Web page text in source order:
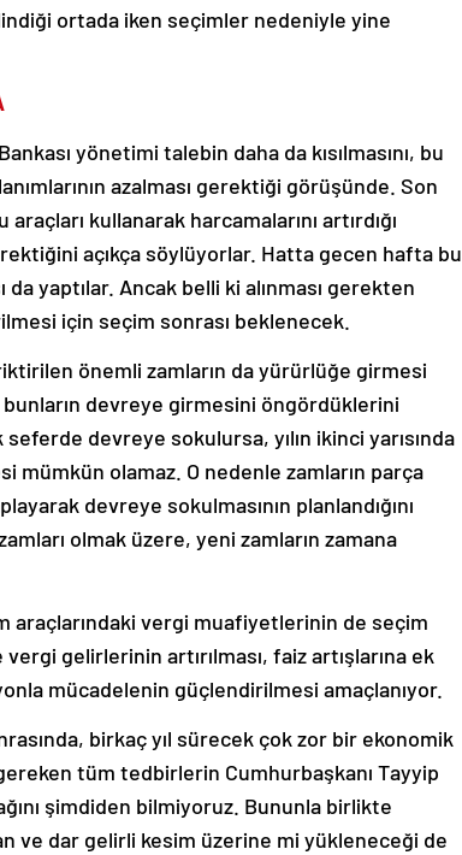
ortada iken seçimler nedeniyle yine
yönetimi talebin daha da kısılmasını, bu
azalması gerektiği görüşünde. Son
kullanarak harcamalarını artırdığı
açıkça söylüyorlar. Hatta gecen hafta bu
yaptılar. Ancak belli ki alınması gerekten
için seçim sonrası beklenecek.
önemli zamların da yürürlüğe girmesi
bunların devreye girmesini öngördüklerini
devreye sokulursa, yılın ikinci yarısında
olamaz. O nedenle zamların parça
devreye sokulmasının planlandığını
olmak üzere, yeni zamların zamana
araçlarındaki vergi muafiyetlerinin de seçim
gelirlerinin artırılması, faiz artışlarına ek
mücadelenin güçlendirilmesi amaçlanıyor.
birkaç yıl sürecek çok zor bir ekonomik
tüm tedbirlerin Cumhurbaşkanı Tayyip
şimdiden bilmiyoruz. Bununla birlikte
ve dar gelirli kesim üzerine mi yükleneceği de